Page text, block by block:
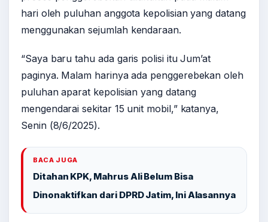
hari oleh puluhan anggota kepolisian yang datang
menggunakan sejumlah kendaraan.
“Saya baru tahu ada garis polisi itu Jum’at
paginya. Malam harinya ada penggerebekan oleh
puluhan aparat kepolisian yang datang
mengendarai sekitar 15 unit mobil,” katanya,
Senin (8/6/2025).
BACA JUGA
Ditahan KPK, Mahrus Ali Belum Bisa
Dinonaktifkan dari DPRD Jatim, Ini Alasannya